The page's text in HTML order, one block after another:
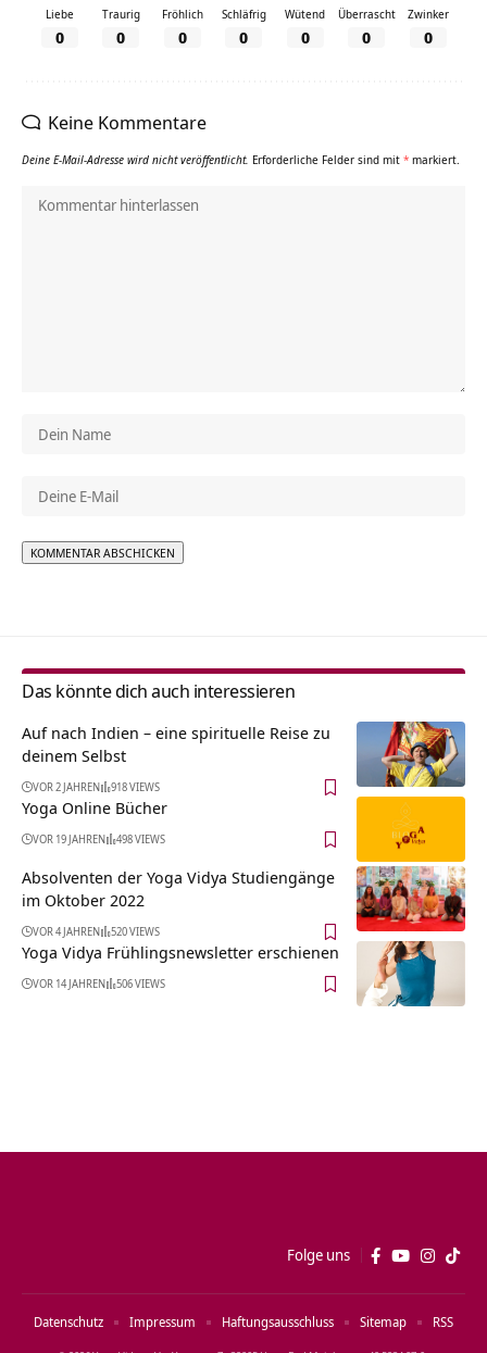
Liebe
0
Traurig
0
Fröhlich
0
Schläfrig
0
Wütend
0
Überrascht
0
Zwinker
0
Keine Kommentare
Deine E-Mail-Adresse wird nicht veröffentlicht. Erforderliche Felder sind mit * markiert.
Das könnte dich auch interessieren
Auf nach Indien – eine spirituelle Reise zu
deinem Selbst
VOR 2 JAHREN 918 VIEWS
Yoga Online Bücher
VOR 19 JAHREN 498 VIEWS
Absolventen der Yoga Vidya Studiengänge
im Oktober 2022
VOR 4 JAHREN 520 VIEWS
Yoga Vidya Frühlingsnewsletter erschienen
VOR 14 JAHREN 506 VIEWS
Folge uns
Datenschutz Impressum Haftungsausschluss Sitemap RSS